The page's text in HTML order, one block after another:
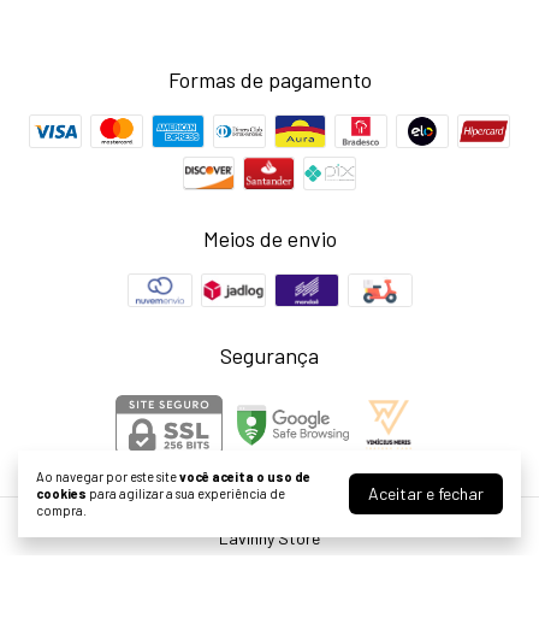
Ao navegar por este sitevocê aceita o uso de
cookies para agilizar a sua experiência de
compra.
Aceitar e fechar
Formas de pagamento
Meios de envio
Segurança
Lavinny Store